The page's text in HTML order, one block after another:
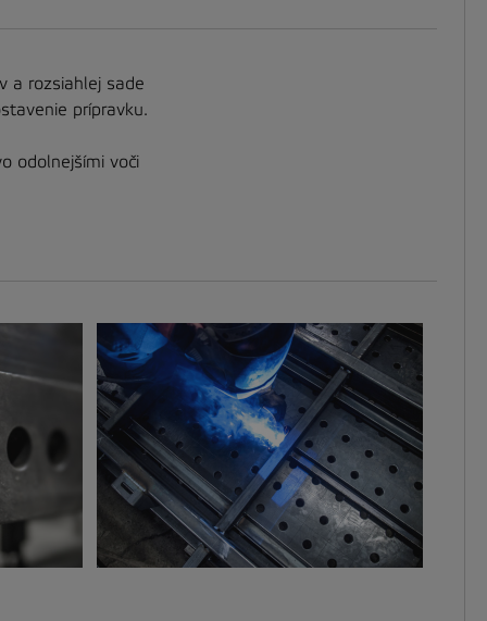
a rozsiahlej sade
prípravku.
odolnejšími voči